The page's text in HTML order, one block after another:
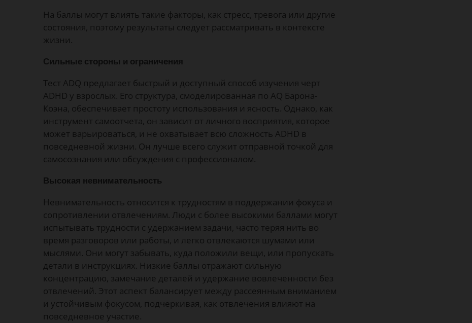
На баллы могут влиять такие факторы, как стресс, тревога или другие
состояния, поэтому результаты следует рассматривать в контексте
жизни.
Сильные стороны и ограничения
Тест ADQ предлагает быстрый и доступный способ изучения черт
ADHD у взрослых. Его структура, смоделированная по AQ Барона-
Коэна, обеспечивает простоту использования и ясность. Однако, как
инструмент самоотчета, он зависит от личного восприятия, которое
может варьироваться, и не охватывает всю сложность ADHD в
повседневной жизни. Он лучше всего служит отправной точкой для
самосознания или обсуждения с профессионалом.
Высокая невнимательность
Невнимательность относится к трудностям в поддержании фокуса и
сопротивлении отвлечениям. Люди с более высокими баллами могут
испытывать трудности с удержанием задачи, часто теряя нить во
время разговоров или работы, и легко отвлекаются шумами или
мыслями. Они могут забывать, куда положили вещи, или пропускать
детали в инструкциях. Низкие баллы отражают сильную
концентрацию, замечание деталей и удержание вовлеченности без
отвлечений. Этот аспект балансирует между рассеянным вниманием
и устойчивым фокусом, подчеркивая, как отвлечения влияют на
повседневное участие.